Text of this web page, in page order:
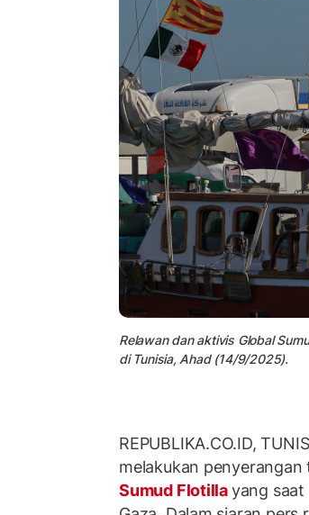
Relawan dan aktivis Global
di Tunisia, Ahad (14/9/2025).
REPUBLIKA.CO.ID,
melakukan penyerangan
Sumud Flotillayang saat